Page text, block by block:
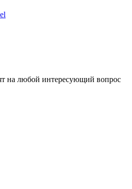
на любой интересующий вопрос